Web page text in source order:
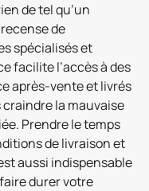
de tel qu’un
de
spécialisés et
facilite l’accès à des
après-vente et livrés
la mauvaise
Prendre le temps
de livraison et
aussi indispensable
durer votre